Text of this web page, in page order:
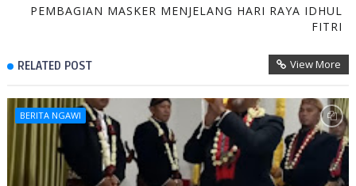
PEMBAGIAN MASKER MENJELANG HARI RAYA IDHUL
FITRI
RELATED POST View More
BERITA NGAWI